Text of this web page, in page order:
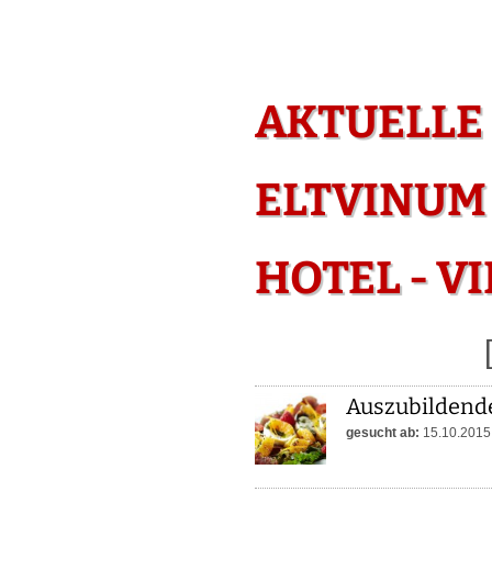
ELTVINUM
HOTEL -
gesucht ab: